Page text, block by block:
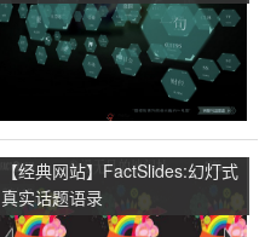
【经典网站】FactSlides:幻灯式
真实话题语录